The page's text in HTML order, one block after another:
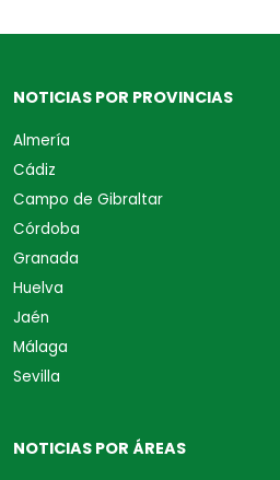
NOTICIAS POR PROVINCIAS
Almería
Cádiz
Campo de Gibraltar
Córdoba
Granada
Huelva
Jaén
Málaga
Sevilla
NOTICIAS POR ÁREAS